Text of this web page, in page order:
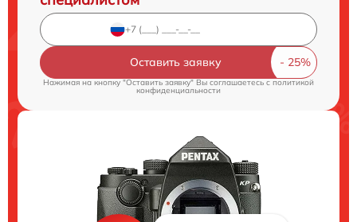
Оставить заявку
Нажимая на кнопку "Оставить заявку" Вы соглашаетесь cполитикой
конфиденциальности